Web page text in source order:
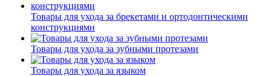
Товары для ухода за брекетами и ортодонтическими
конструкциями
Товары для ухода за зубными протезами
Товары для ухода за языком